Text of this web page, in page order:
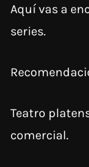
Aquí vas a
series.
Teatro
comercial.